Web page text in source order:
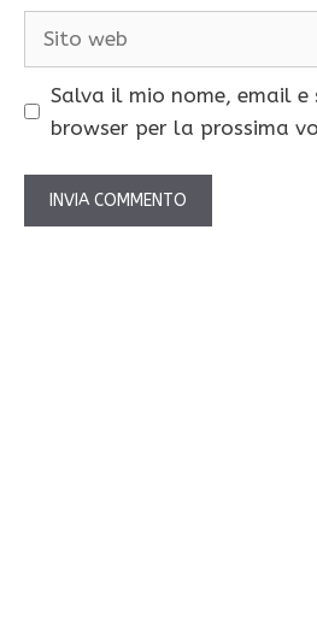
Salva il mio nome, email
browser per la prossima